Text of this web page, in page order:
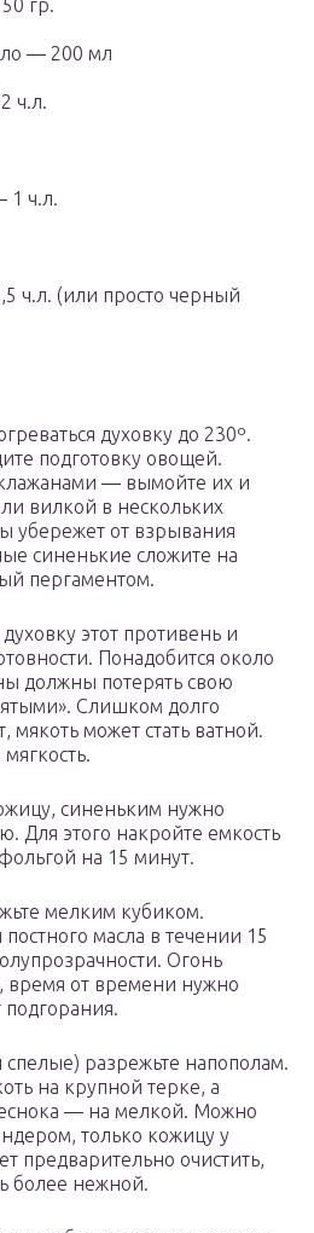
гр.
— 200 мл
ч.л.
1 ч.л.
ч.л. (или просто черный
духовку до 230º.
подготовку овощей.
— вымойте их и
вилкой в нескольких
убережет от взрывания
синенькие сложите на
пергаментом.
этот противень и
Понадобится около
должны потерять свою
Слишком долго
мякоть может стать ватной.
синеньким нужно
Для этого накройте емкость
на 15 минут.
мелким кубиком.
масла в течении 15
Огонь
время от времени нужно
подгорания.
разрежьте напополам.
на крупной терке, а
— на мелкой. Можно
только кожицу у
предварительно очистить,
более нежной.